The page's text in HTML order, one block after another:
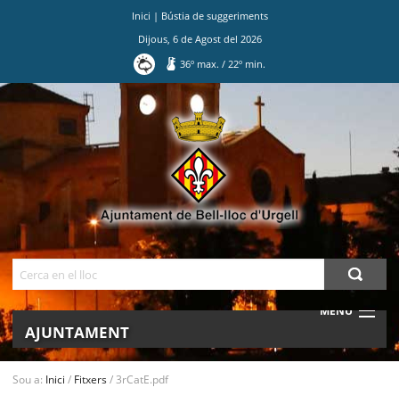
Inici | Bústia de suggeriments
Dijous, 6de Agostdel 2026
36º max./ 22º min.
MENU
AJUNTAMENT
Sou a: Inici / Fitxers/3rCatE.pdf